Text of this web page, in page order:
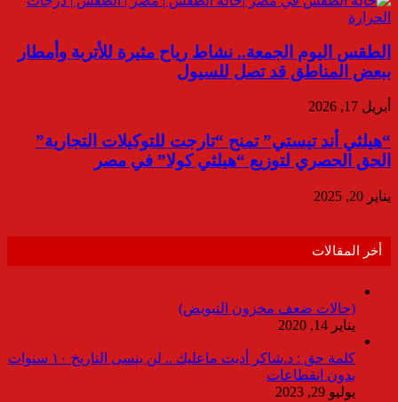
الطقس اليوم الجمعة.. نشاط رياح مثيرة للأتربة وأمطار
ببعض المناطق قد تصل للسيول
أبريل 17, 2026
“هيلثي أند تيستي” تمنح “تارجت للتوكيلات التجارية”
الحق الحصري لتوزيع “هيلثي كولا” في مصر
يناير 20, 2025
أخر المقالات
(حالات ضعف مخزون التبويض)
يناير 14, 2020
كلمة حق : د.شاكر أديت ماعليك .. لن ينسى التاريخ ١٠ سنوات
بدون انقطاعات
يوليو 29, 2023